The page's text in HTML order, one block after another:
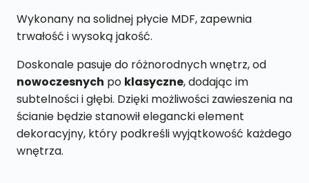
Wykonany na solidnej płycie MDF, zapewnia
trwałość i wysoką jakość.
Doskonale pasuje do różnorodnych wnętrz, od
nowoczesnych po klasyczne, dodając im
subtelności i głębi. Dzięki możliwości zawieszenia na
ścianie będzie stanowił elegancki element
dekoracyjny, który podkreśli wyjątkowość każdego
wnętrza.